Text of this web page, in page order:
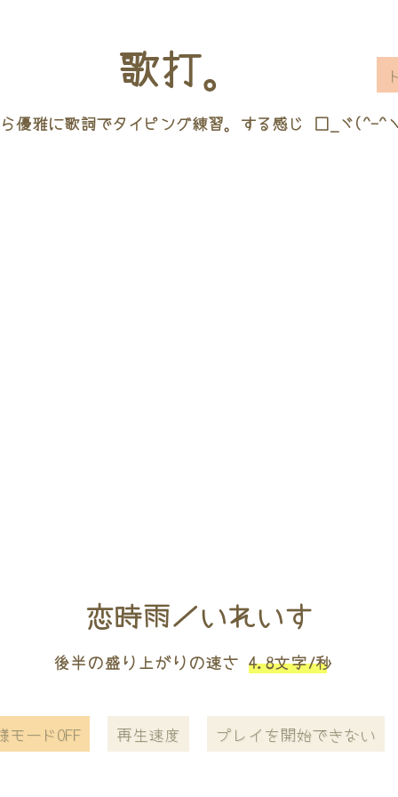
歌打。
優雅に歌詞でタイピング練習。する感じ □_ヾ(^-^
恋時雨／いれいす
後半の盛り上がりの速さ 4.8文字/秒
モードOFF 再生速度 プレイを開始できない